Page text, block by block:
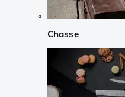
Chasse